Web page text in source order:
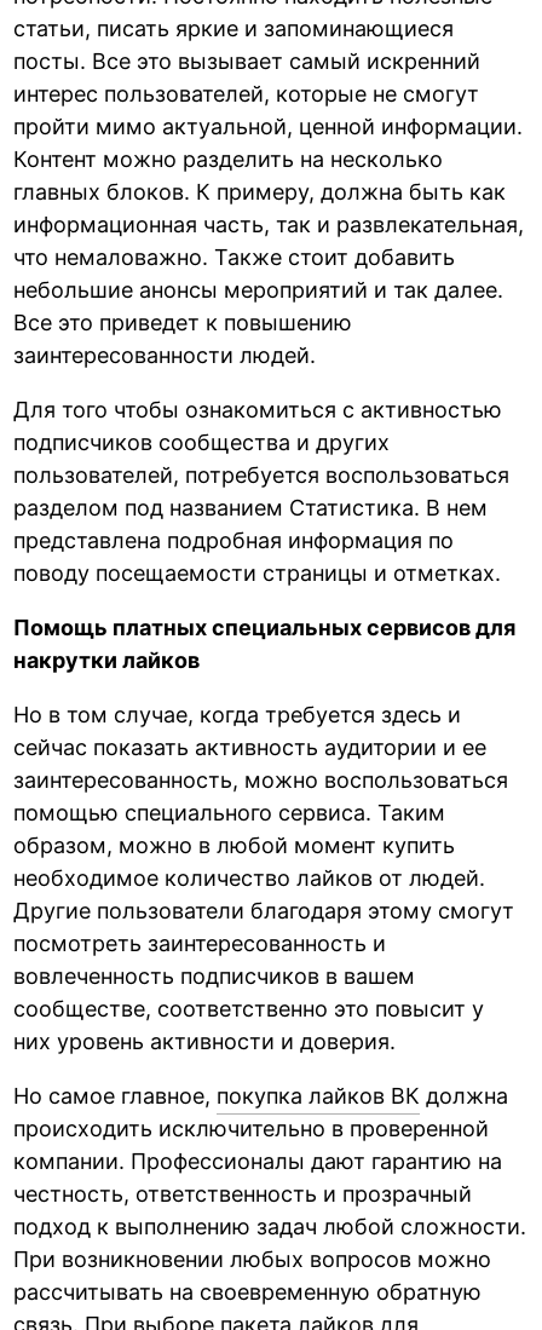
статьи, писать яркие и запоминающиеся
посты. Все это вызывает самый искренний
интерес пользователей, которые не смогут
пройти мимо актуальной, ценной информации.
Контент можно разделить на несколько
главных блоков. К примеру, должна быть как
информационная часть, так и развлекательная,
что немаловажно. Также стоит добавить
небольшие анонсы мероприятий и так далее.
Все это приведет к повышению
заинтересованности людей.
Для того чтобы ознакомиться с активностью
подписчиков сообщества и других
пользователей, потребуется воспользоваться
разделом под названием Статистика. В нем
представлена подробная информация по
поводу посещаемости страницы и отметках.
Помощь платных специальных сервисов для
накрутки лайков
Но в том случае, когда требуется здесь и
сейчас показать активность аудитории и ее
заинтересованность, можно воспользоваться
помощью специального сервиса. Таким
образом, можно в любой момент купить
необходимое количество лайков от людей.
Другие пользователи благодаря этому смогут
посмотреть заинтересованность и
вовлеченность подписчиков в вашем
сообществе, соответственно это повысит у
них уровень активности и доверия.
Но самое главное, покупка лайков ВК должна
происходить исключительно в проверенной
компании. Профессионалы дают гарантию на
честность, ответственность и прозрачный
подход к выполнению задач любой сложности.
При возникновении любых вопросов можно
рассчитывать на своевременную обратную
связь. При выборе пакета лайков для